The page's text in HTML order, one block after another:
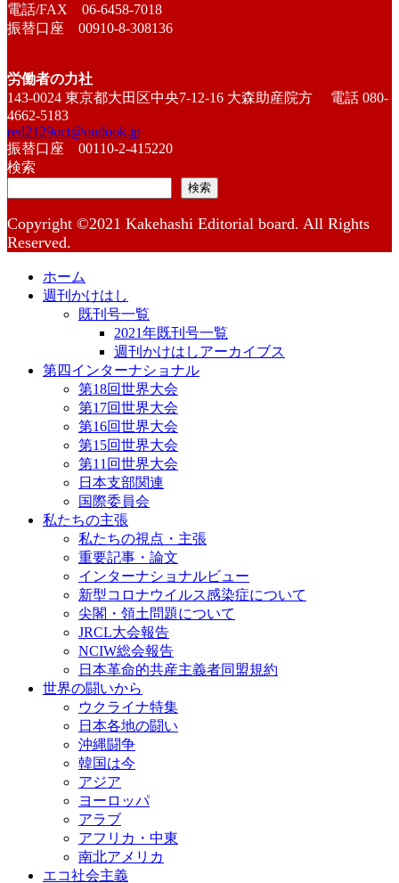
電話/FAX 06-6458-7018
振替口座 00910-8-308136
労働者の力社
143-0024 東京都大田区中央7-12-16 大森助産院方 電話 080-
4662-5183
red2129oct@outlook.jp
振替口座 00110-2-415220
検索
検索
Copyright ©2021 Kakehashi Editorial board. All Rights
Reserved.
ホーム
週刊かけはし
既刊号一覧
2021年既刊号一覧
週刊かけはしアーカイブス
第四インターナショナル
第18回世界大会
第17回世界大会
第16回世界大会
第15回世界大会
第11回世界大会
日本支部関連
国際委員会
私たちの主張
私たちの視点・主張
重要記事・論文
インターナショナルビュー
新型コロナウイルス感染症について
尖閣・領土問題について
JRCL大会報告
NCIW総会報告
日本革命的共産主義者同盟規約
世界の闘いから
ウクライナ特集
日本各地の闘い
沖縄闘争
韓国は今
アジア
ヨーロッパ
アラブ
アフリカ・中東
南北アメリカ
エコ社会主義